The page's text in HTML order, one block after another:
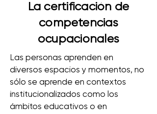
La certificación de
competencias
ocupacionales
Las personas aprenden en
diversos espacios y momentos, no
sólo se aprende en contextos
institucionalizados como los
ámbitos educativos o en